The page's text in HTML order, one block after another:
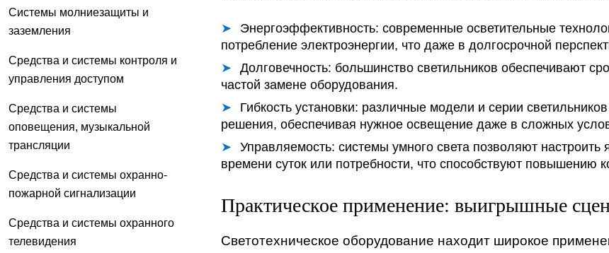
Энергоэффективность: современные осветительные
потребление электроэнергии, что даже в долгосрочной
Долговечность: большинство светильников обеспечивают
частой замене оборудования.
Гибкость установки: различные модели и серии
решения, обеспечивая нужное освещение даже в сложных
Управляемость: системы умного света позволяют настроить
времени суток или потребности, что способствуют повышению
Практическое применение: выигрышные
Светотехническое оборудование находит широкое
Системы молниезащиты и
заземления
Средства и системы контроля и
управления доступом
Средства и системы
оповещения, музыкальной
трансляции
Средства и системы охранно-
пожарной сигнализации
Средства и системы охранного
телевидения